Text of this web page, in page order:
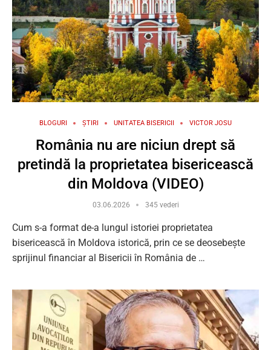
BLOGURI ȘTIRI UNITATEA BISERICII VICTOR JOSU
România nu are niciun drept să
pretindă la proprietatea bisericească
din Moldova (VIDEO)
03.06.2026 345 vederi
Cum s-a format de-a lungul istoriei proprietatea
bisericească în Moldova istorică, prin ce se deosebește
sprijinul financiar al Bisericii în România de …